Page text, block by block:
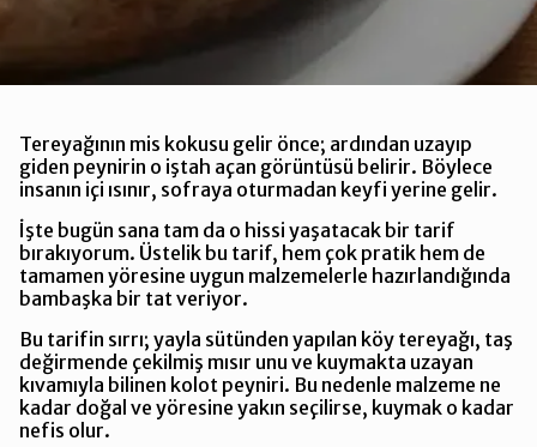
Tereyağının mis kokusu gelir önce; ardından uzayıp
giden peynirin o iştah açan görüntüsü belirir. Böylece
insanın içi ısınır, sofraya oturmadan keyfi yerine gelir.
İşte bugün sana tam da o hissi yaşatacak bir tarif
bırakıyorum. Üstelik bu tarif, hem çok pratik hem de
tamamen yöresine uygun malzemelerle hazırlandığında
bambaşka bir tat veriyor.
Bu tarifin sırrı; yayla sütünden yapılan köy tereyağı, taş
değirmende çekilmiş mısır unu ve kuymakta uzayan
kıvamıyla bilinen kolot peyniri. Bu nedenle malzeme ne
kadar doğal ve yöresine yakın seçilirse, kuymak o kadar
nefis olur.